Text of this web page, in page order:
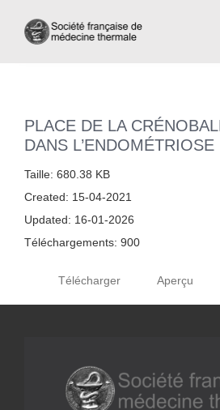
Nous connaître
La médecine thermale
Actualités
Médiathèque
PLACE DE LA
DANS L’ENDOMÉTRIOSE
Taille: 680.38 KB
Created: 15-04-2021
Updated: 16-01-2026
Téléchargements: 900
Télécharger Aperçu